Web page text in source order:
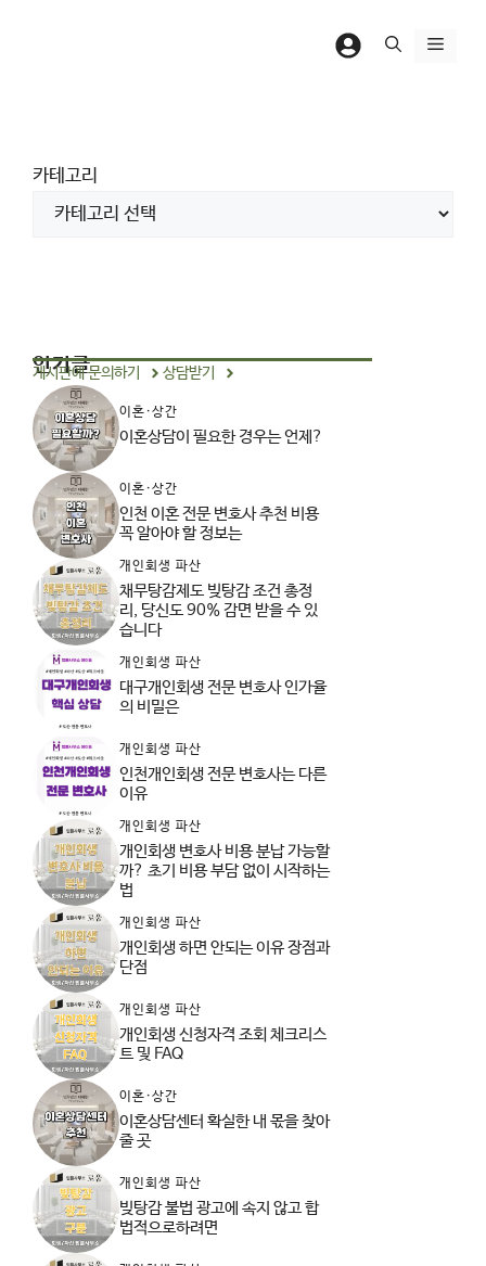
메
카테고리
인기글
게시판에 문의하기 상담받기
이혼·상간
이혼상담이 필요한 경우는 언제?
이혼·상간
인천 이혼 전문 변호사 추천 비용
꼭 알아야 할 정보는
개인회생 파산
채무탕감제도 빚탕감 조건 총정
리, 당신도 90% 감면 받을 수 있
습니다
개인회생 파산
대구개인회생 전문 변호사 인가율
의 비밀은
개인회생 파산
인천개인회생 전문 변호사는 다른
이유
개인회생 파산
개인회생 변호사 비용 분납 가능할
까? 초기 비용 부담 없이 시작하는
법
개인회생 파산
개인회생 하면 안되는 이유 장점과
단점
개인회생 파산
개인회생 신청자격 조회 체크리스
트 및 FAQ
이혼·상간
이혼상담센터 확실한 내 몫을 찾아
줄 곳
개인회생 파산
빚탕감 불법 광고에 속지 않고 합
법적으로하려면